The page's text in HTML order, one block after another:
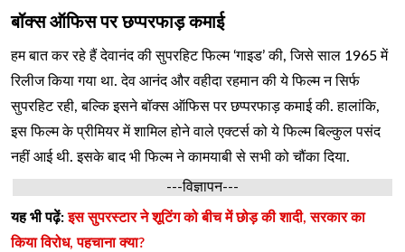
बॉक्स ऑफिस पर छप्परफाड़ कमाई
हम बात कर रहे हैं देवानंद की सुपरहिट फिल्म ‘गाइड’ की, जिसे साल 1965 में
रिलीज किया गया था. देव आनंद और वहीदा रहमान की ये फिल्म न सिर्फ
सुपरहिट रही, बल्कि इसने बॉक्स ऑफिस पर छप्परफाड़ कमाई की. हालांकि,
इस फिल्म के प्रीमियर में शामिल होने वाले एक्टर्स को ये फिल्म बिल्कुल पसंद
नहीं आई थी. इसके बाद भी फिल्म ने कामयाबी से सभी को चौंका दिया.
---विज्ञापन---
यह भी पढ़ें:इस सुपरस्टार ने शूटिंग को बीच में छोड़ की शादी, सरकार का
किया विरोध, पहचाना क्या?